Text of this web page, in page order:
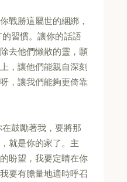
戰勝這屬世的綑綁，
習慣。讓你的話語
去他們懶散的靈，願
，讓他們能親自深刻
，讓我們能夠更倚靠
鼓勵著我，要將那
就是你的家了。主
盼望，我要定睛在你
要有膽量地適時呼召